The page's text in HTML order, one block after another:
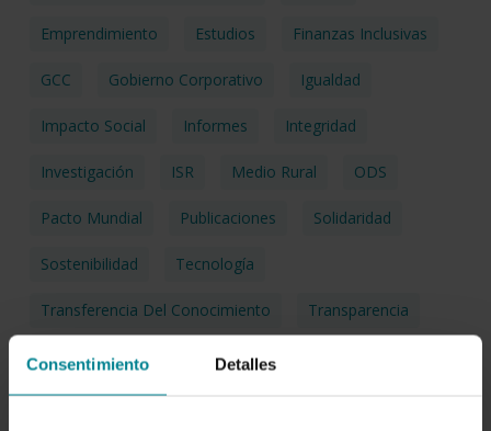
Consentimiento Detalles
Emprendimiento Estudios Finanzas Inclusivas
GCC Gobierno Corporativo Igualdad
Impacto Social Informes Integridad
Investigación ISR Medio Rural ODS
Pacto Mundial Publicaciones Solidaridad
Sostenibilidad Tecnología
Transferencia Del Conocimiento Transparencia
Voluntariado